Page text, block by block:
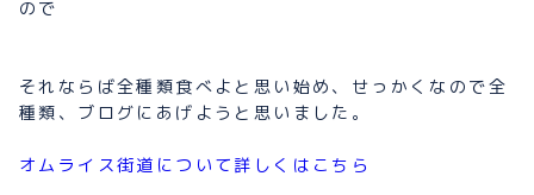
ので
それならば全種類食べよと思い始め、せっかくなので全
種類、ブログにあげようと思いました。
オムライス街道について詳しくはこちら